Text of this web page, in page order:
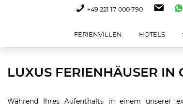
+49 221 17 000 790
FERIENVILLEN HOTELS
LUXUS FERIENHÄUSER IN
Während Ihres Aufenthalts in einem unserer